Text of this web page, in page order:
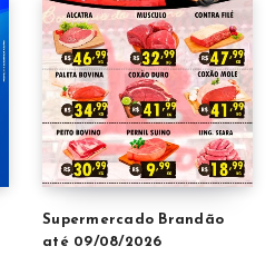
Supermercado Brandão
até 09/08/2026